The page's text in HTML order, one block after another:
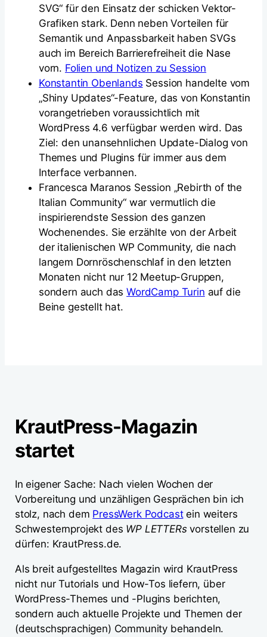
SVG“ für den Einsatz der schicken Vektor-
Grafiken stark. Denn neben Vorteilen für
Semantik und Anpassbarkeit haben SVGs
auch im Bereich Barrierefreiheit die Nase
vorn. Folien und Notizen zu Session
Konstantin Obenlands Session handelte vom
„Shiny Updates“-Feature, das von Konstantin
vorangetrieben voraussichtlich mit
WordPress 4.6 verfügbar werden wird. Das
Ziel: den unansehnlichen Update-Dialog von
Themes und Plugins für immer aus dem
Interface verbannen.
Francesca Maranos Session „Rebirth of the
Italian Community“ war vermutlich die
inspirierendste Session des ganzen
Wochenendes. Sie erzählte von der Arbeit
der italienischen WP Community, die nach
langem Dornröschenschlaf in den letzten
Monaten nicht nur 12 Meetup-Gruppen,
sondern auch dasWordCamp Turin auf die
Beine gestellt hat.
KrautPress-Magazin
startet
In eigener Sache: Nach vielen Wochen der
Vorbereitung und unzähligen Gesprächen bin ich
stolz, nach dem PressWerk Podcastein weiters
Schwesternprojekt des WP LETTERsvorstellen zu
dürfen: KrautPress.de.
Als breit aufgestelltes Magazin wird KrautPress
nicht nur Tutorials und How-Tos liefern, über
WordPress-Themes und -Plugins berichten,
sondern auch aktuelle Projekte und Themen der
(deutschsprachigen) Community behandeln.